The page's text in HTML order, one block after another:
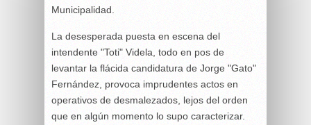
Municipalidad.
La desesperada puesta en escena del
intendente "Toti" Videla, todo en pos de
levantar la flácida candidatura de Jorge "Gato"
Fernández, provoca imprudentes actos en
operativos de desmalezados, lejos del orden
que en algún momento lo supo caracterizar.